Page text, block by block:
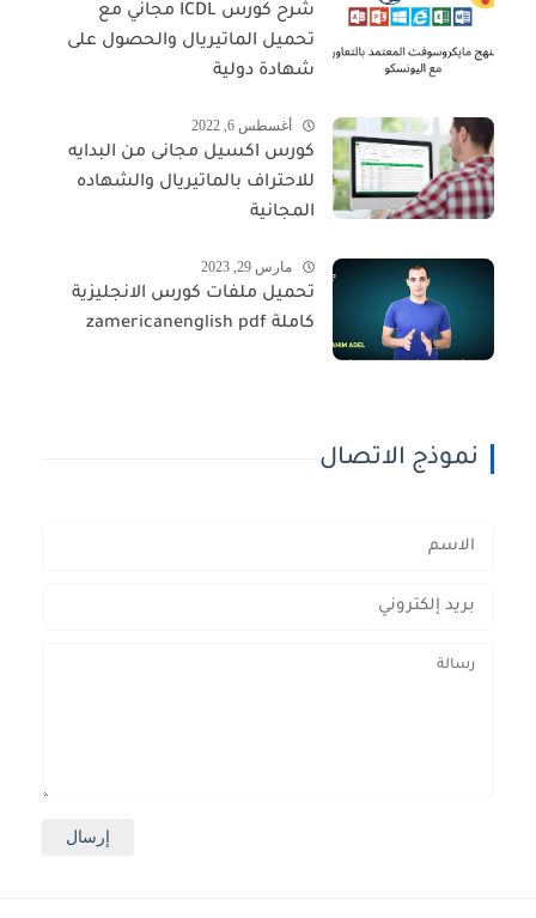
شرح كورس ICDL مجاني مع
تحميل الماتيريال والحصول على
شهادة دولية
أغسطس 6, 2022
كورس اكسيل مجانى من البدايه
للاحتراف بالماتيريال والشهاده
المجانية
مارس 29, 2023
تحميل ملفات كورس الانجليزية
كاملة zamericanenglish pdf
نموذج الاتصال